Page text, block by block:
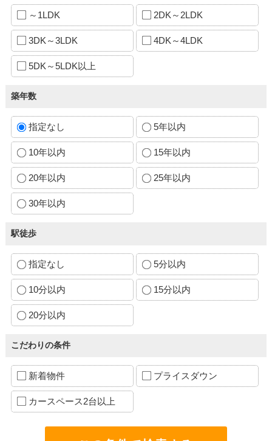
～1LDK 2DK～2LDK
3DK～3LDK 4DK～4LDK
5DK～5LDK以上
築年数
指定なし 5年以内
10年以内 15年以内
20年以内 25年以内
30年以内
駅徒歩
指定なし 5分以内
10分以内 15分以内
20分以内
こだわりの条件
新着物件 プライスダウン
カースペース2台以上